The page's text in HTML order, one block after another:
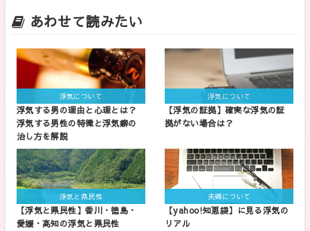
あわせて読みたい
浮気について
浮気する男の理由と心理とは？
浮気する男性の特徴と浮気癖の
治し方を解説
浮気について
【浮気の証拠】確実な浮気の証
拠がない場合は？
浮気と県民性
【浮気と県民性】香川・徳島・
愛媛・高知の浮気と県民性
夫婦について
【yahoo!知恵袋】に見る浮気の
リアル